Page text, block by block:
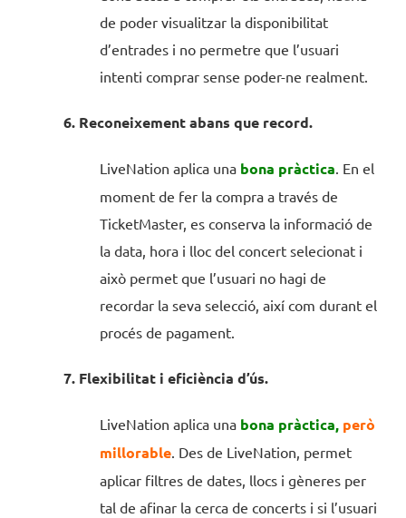
de poder visualitzar la disponibilitat
d’entrades i no permetre que l’usuari
intenti comprar sense poder-ne realment.
6. Reconeixement abans que record.
LiveNation aplica una bona pràctica. En el
moment de fer la compra a través de
TicketMaster, es conserva la informació de
la data, hora i lloc del concert selecionat i
això permet que l’usuari no hagi de
recordar la seva selecció, així com durant el
procés de pagament.
7. Flexibilitat i eficiència d’ús.
LiveNation aplica una bona pràctica, però
millorable. Des de LiveNation, permet
aplicar filtres de dates, llocs i gèneres per
tal de afinar la cerca de concerts i si l’usuari